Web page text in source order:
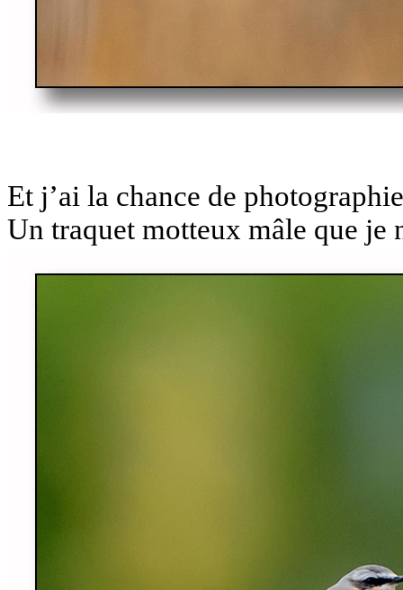
Et j’ai la chance de
Un traquet motteux mâle que je